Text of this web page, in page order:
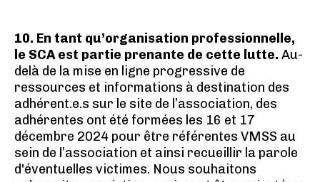
10. En tant qu’organisation professionnelle,
le SCA est partie prenante de cette lutte. Au-
delà de la mise en ligne progressive de
ressources et informations à destination des
adhérent.e.s sur le site de l’association, des
adhérentes ont été formées les 16 et 17
décembre 2024 pour être référentes VMSS au
sein de l’association et ainsi recueillir la parole
d'éventuelles victimes. Nous souhaitons